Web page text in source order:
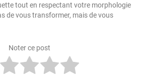
tout en respectant votre morphologie
de vous transformer, mais de vous
Noter ce post